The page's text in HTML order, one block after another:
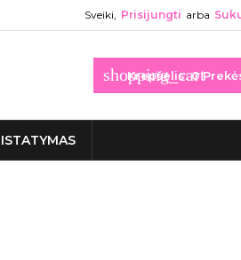
Sveiki, Prisijungti arba
shopping_cart
Krepšelis: 0